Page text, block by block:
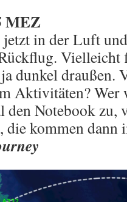
MEZ
in der Luft
Vielleicht
dunkel draußen.
Aktivitäten? Wer
den Notebook zu,
die kommen dann